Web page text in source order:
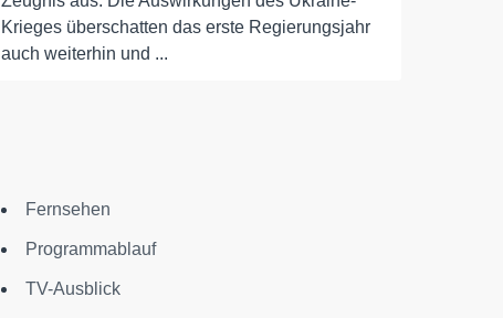
Krieges überschatten das erste Regierungsjahr
auch weiterhin und ...
Fernsehen
Programmablauf
TV-Ausblick